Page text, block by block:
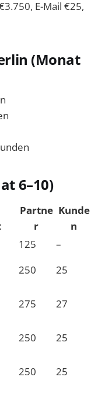
E-Mail €25,
(Monat
6–10)
Partne
r
Kunde
n
125
–
250 25
275 27
250 25
250 25